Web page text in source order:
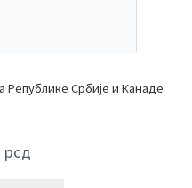
Републике Србије и Канаде
рсд